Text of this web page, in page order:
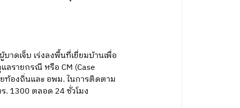
าดเจ็บ เร่งลงพื้นที่เยี่ยมบ้านเพื่อ
รายกรณี หรือ CM (Case
ท้องถิ่นและ อพม. ในการติดตาม
. 1300 ตลอด 24 ชั่วโมง